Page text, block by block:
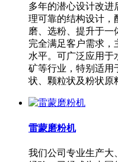
多年的潜心设计改进
理可靠的结构设计，
磨、选粉、提升于一
完全满足客户需求，
水平。可广泛应用于
矿等行业，特别适用
状、颗粒状及粉状原
雷蒙磨粉机
我们公司专业生产大